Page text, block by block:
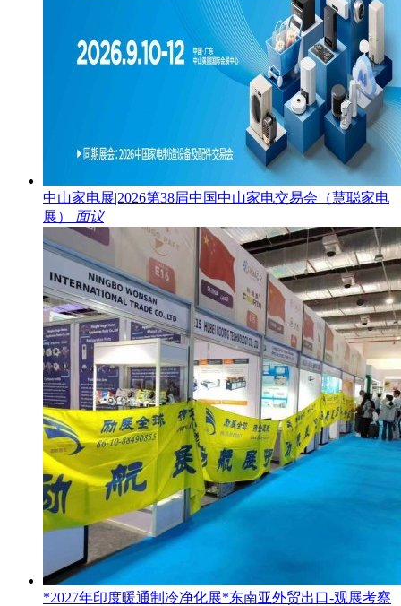
中山家电展|2026第38届中国中山家电交易会（慧聪家电
展）
面议
*2027年印度暖通制冷净化展*东南亚外贸出口-观展考察